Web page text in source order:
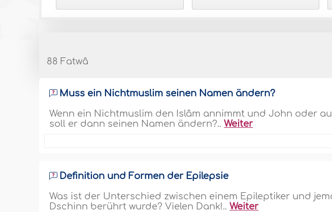
88 Fatwâ
Muss ein Nichtmuslim seinen Namen ändern?
Wenn ein Nichtmuslim den Islâm annimmt und John oder
soll er dann seinen Namen ändern?..Weiter
Definition und Formen der Epilepsie
Was ist der Unterschied zwischen einem Epileptiker und
Dschinn berührt wurde? Vielen Dank!..Weiter